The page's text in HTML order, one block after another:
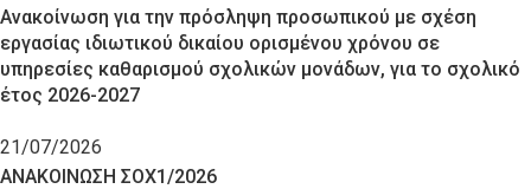
Ανακοίνωση για την πρόσληψη προσωπικού με σχέση
εργασίας ιδιωτικού δικαίου ορισμένου χρόνου σε
υπηρεσίες καθαρισμού σχολικών μονάδων, για το σχολικό
έτος 2026-2027
21/07/2026
ΑΝΑΚΟΙΝΩΣΗ ΣΟΧ1/2026